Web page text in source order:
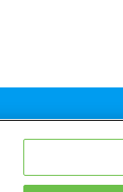
Pour les